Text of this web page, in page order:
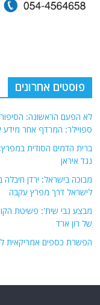
פוסטים אחרונים
ספויילר: המרדף אחר מידע
ברית הדמים הסודית
נגד איראן
מבוכה בישראל: ירדן חיבלה
לישראל דרך מפרץ עקבה
מבצע נבי שית': פשיטת
של רון ארד
הפשרת כספים אמריקאית